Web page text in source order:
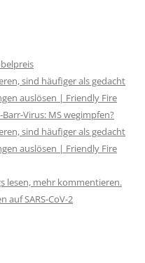
sind häufiger als gedacht
auslösen | Friendly Fire
Virus: MS wegimpfen?
sind häufiger als gedacht
auslösen | Friendly Fire
lesen, mehr kommentieren.
auf SARS-CoV-2